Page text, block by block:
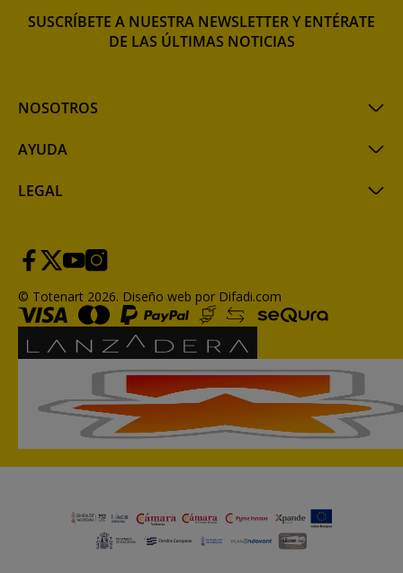
NOSOTROS
AYUDA
LEGAL
SUSCRÍBETE A NUESTRA NEWSLETTER Y ENTÉRATE
DE LAS ÚLTIMAS NOTICIAS
© Totenart 2026. Diseño web por Difadi.com